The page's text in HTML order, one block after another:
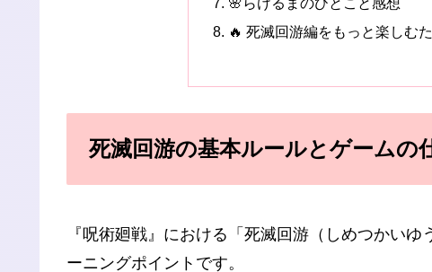
🔥 死滅回游編をもっと楽しむ
死滅回游の基本ルールとゲームの
『呪術廻戦』における「死滅回游（しめつかい
ーニングポイントです。